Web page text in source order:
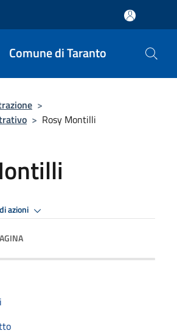
Comune di Taranto
>
> Rosy Montilli
azioni